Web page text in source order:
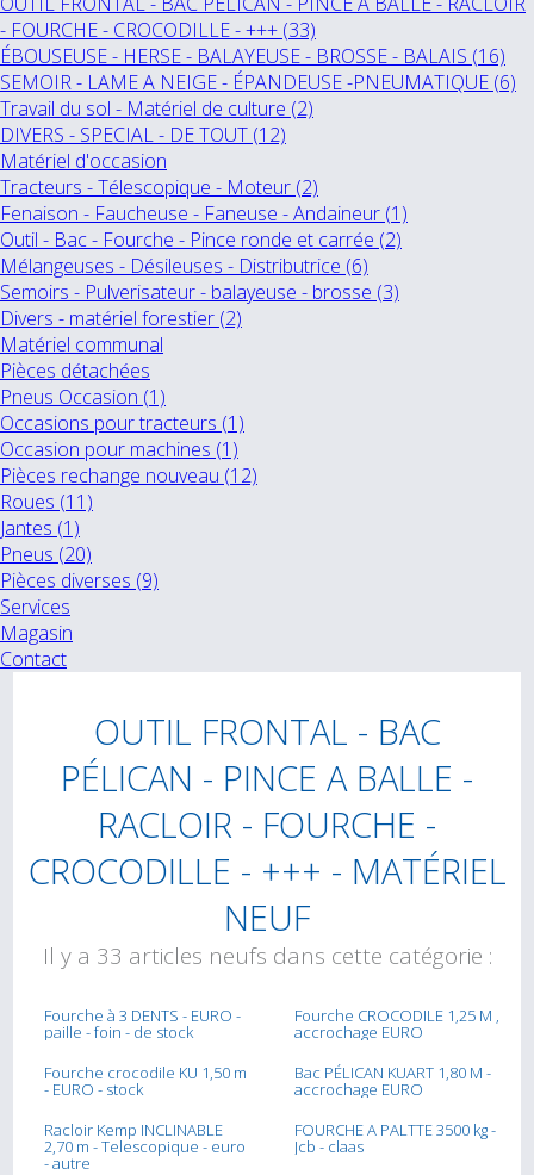
- FOURCHE - CROCODILLE - +++ (33)
ÉBOUSEUSE - HERSE - BALAYEUSE - BROSSE - BALAIS (16)
SEMOIR - LAME A NEIGE - ÉPANDEUSE -PNEUMATIQUE (6)
Travail du sol - Matériel de culture (2)
DIVERS - SPECIAL - DE TOUT (12)
Matériel d'occasion
Tracteurs - Télescopique - Moteur (2)
Fenaison - Faucheuse - Faneuse - Andaineur (1)
Outil - Bac - Fourche - Pince ronde et carrée (2)
Mélangeuses - Désileuses - Distributrice (6)
Semoirs - Pulverisateur - balayeuse - brosse (3)
Divers - matériel forestier (2)
Matériel communal
Pièces détachées
Pneus Occasion (1)
Occasions pour tracteurs (1)
Occasion pour machines (1)
Pièces rechange nouveau (12)
Roues (11)
Jantes (1)
Pneus (20)
Pièces diverses (9)
Services
Magasin
Contact
OUTIL FRONTAL - BAC
PÉLICAN - PINCE A BALLE -
RACLOIR - FOURCHE -
CROCODILLE - +++ - MATÉRIEL
NEUF
Il y a 33 articles neufs dans cette catégorie :
Fourche à 3 DENTS - EURO -
paille - foin - de stock
Fourche crocodile KU 1,50 m
- EURO - stock
Racloir Kemp INCLINABLE
2,70 m - Telescopique - euro
- autre
Fourche CROCODILE 1,25 M ,
accrochage EURO
Bac PÉLICAN KUART 1,80 M -
accrochage EURO
FOURCHE A PALTTE 3500 kg -
Jcb - claas